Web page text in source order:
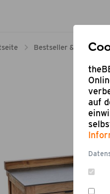
Bestseller & Angebote
auf